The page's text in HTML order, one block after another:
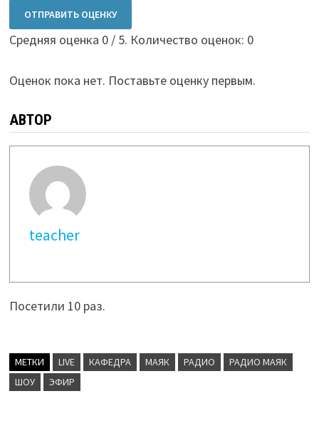
ОТПРАВИТЬ ОЦЕНКУ
Средняя оценка 0/ 5. Количество оценок: 0
Оценок пока нет. Поставьте оценку первым.
АВТОР
teacher
Посетили 10 раз.
МЕТКИ LIVE КАФЕДРА МАЯК РАДИО
РАДИО МАЯК
ШОУ
ЭФИР